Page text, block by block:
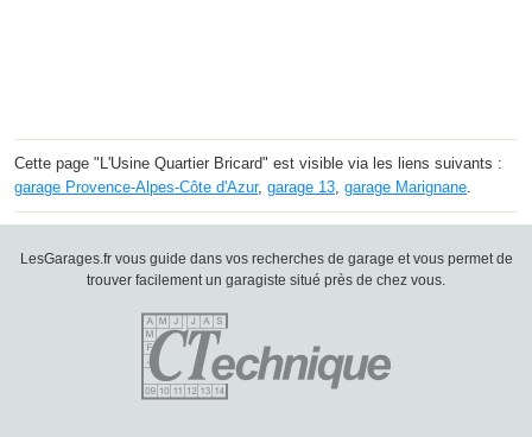
Cette page "L'Usine Quartier Bricard" est visible via les liens suivants :
garage Provence-Alpes-Côte d'Azur, garage 13, garage Marignane.
LesGarages.fr vous guide dans vos recherches de garage et vous permet de
trouver facilement un garagiste situé près de chez vous.